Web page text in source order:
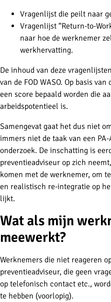
Vragenlijst die peilt naar
Vragenlijst “Return-to-
naar hoe de werknemer
werkhervatting.
De inhoud van deze
van de FOD WASO. Op basis
een score bepaald worden die
arbeidspotentieel is.
Samengevat gaat het dus niet
immers niet de taak van een
onderzoek. De inschatting is
preventieadviseur op zich
komen met de werknemer, om
en realistisch re-integratie op
lijkt.
Wat als mijn
meewerkt?
Werknemers die niet reageren
preventieadviseur, die geen
op telefonisch contact etc.,
te hebben (voorlopig).